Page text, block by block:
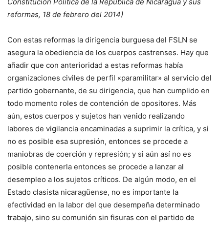
reformas, 18 de febrero del 2014)
Con estas reformas la dirigencia burguesa del FSLN se
asegura la obediencia de los cuerpos castrenses. Hay que
añadir que con anterioridad a estas reformas había
organizaciones civiles de perfil «paramilitar» al servicio del
partido gobernante, de su dirigencia, que han cumplido en
todo momento roles de contención de opositores. Más
aún, estos cuerpos y sujetos han venido realizando
labores de vigilancia encaminadas a suprimir la crítica, y si
no es posible esa supresión, entonces se procede a
maniobras de coerción y represión; y si aún así no es
posible contenerla entonces se procede a lanzar al
desempleo a los sujetos críticos. De algún modo, en el
Estado clasista nicaragüense, no es importante la
efectividad en la labor del que desempeña determinado
trabajo, sino su comunión sin fisuras con el partido de